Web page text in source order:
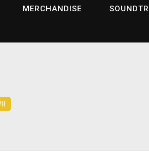
MERCHANDISE